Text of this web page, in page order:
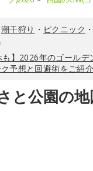
潮干狩り ・ ピクニック ・
も】2026年のゴール
予想と回避術をご紹介
と公園の地